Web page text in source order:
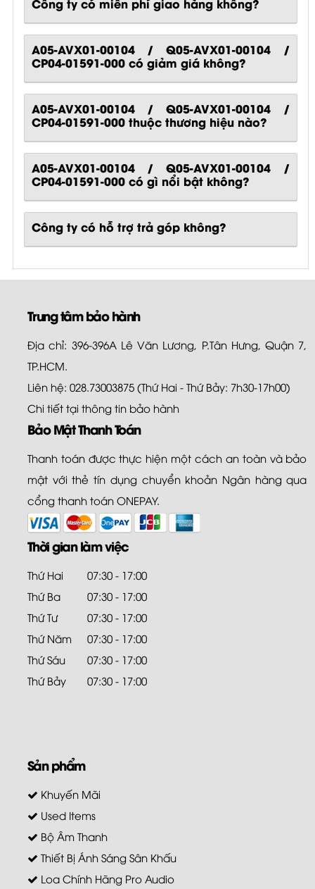
A05-AVX01-00104 / Q05-AVX01-00104 /
CP04-01591-000 có giảm giá không?
A05-AVX01-00104 / Q05-AVX01-00104 /
CP04-01591-000 thuộc thương hiệu nào?
A05-AVX01-00104 / Q05-AVX01-00104 /
CP04-01591-000có gì nổi bật không?
Công ty có hỗ trợ trả góp không?
Trung tâm bảo hành
Địa chỉ: 396-396A Lê Văn Lương, P.Tân Hưng, Quận 7,
TP.HCM.
Liên hệ: 028.73003875 (Thứ Hai - Thứ Bảy: 7h30-17h00)
Chi tiết tại thông tin bảo hành
Bảo Mật Thanh Toán
Thanh toán được thực hiện một cách an toàn và bảo
mật với thẻ tín dụng chuyển khoản Ngân hàng qua
cổng thanh toán ONEPAY.
Thời gian làm việc
Thứ Hai
07:30 - 17:00
Thứ Ba
07:30 - 17:00
Thứ Tư
07:30 - 17:00
Thứ Năm
07:30 - 17:00
Thứ Sáu
07:30 - 17:00
Thứ Bảy
07:30 - 17:00
Sản phẩm
Khuyến Mãi
Used Items
Bộ Âm Thanh
Thiết Bị Ánh Sáng Sân Khấu
Loa Chính Hãng Pro Audio